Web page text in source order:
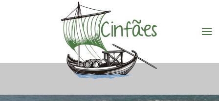
Saltar para o conteúdo principal